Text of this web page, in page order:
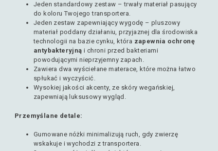
Jeden standardowy zestaw – trwały materiał pasujący
do koloru Twojego transportera.
Jeden zestaw zapewniający wygodę – pluszowy
materiał poddany działaniu, przyjaznej dla środowiska
technologii na bazie cynku, która zapewnia ochronę
antybakteryjną i chroni przed bakteriami
powodującymi nieprzyjemny zapach.
Zawiera dwa wyściełane materace, które można łatwo
spłukać i wyczyścić.
Wysokiej jakości akcenty, ze skóry wegańskiej,
zapewniają luksusowy wygląd.
Przemyślane detale:
Gumowane nóżki minimalizują ruch, gdy zwierzę
wskakuje i wychodzi z transportera.